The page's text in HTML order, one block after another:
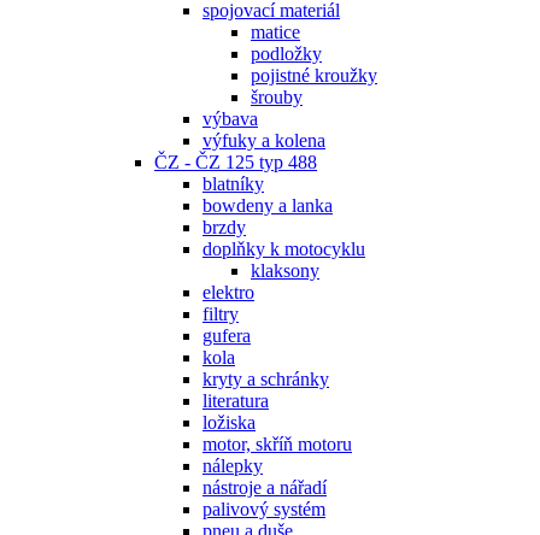
spojovací materiál
matice
podložky
pojistné kroužky
šrouby
výbava
výfuky a kolena
ČZ - ČZ 125 typ 488
blatníky
bowdeny a lanka
brzdy
doplňky k motocyklu
klaksony
elektro
filtry
gufera
kola
kryty a schránky
literatura
ložiska
motor, skříň motoru
nálepky
nástroje a nářadí
palivový systém
pneu a duše